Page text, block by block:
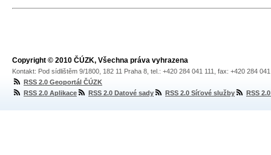
Copyright © 2010 ČÚZK, Všechna práva vyhrazena
Kontakt: Pod sídlištěm 9/1800, 182 11 Praha 8, tel.: +420 284 041 111, fax: +420 284
RSS 2.0 Geoportál ČÚZK
RSS 2.0 Aplikace
RSS 2.0 Datové sady RSS 2.0 Síťové služby RSS